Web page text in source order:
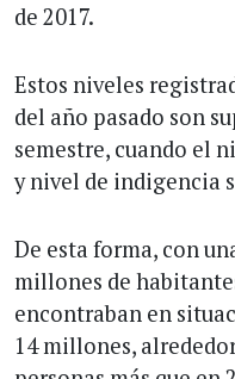
de 2017.
Estos niveles
del año pasado son
semestre, cuando el
y nivel de indigencia
De esta forma, con
millones de
encontraban en
14 millones,